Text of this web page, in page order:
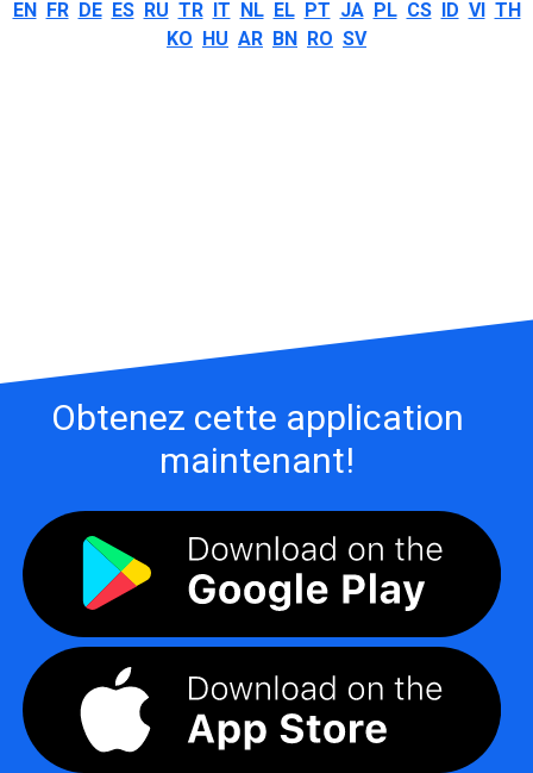
EN FR DE ES RU TR IT NL EL PT JA PL CS ID VI TH
KO HU AR BN RO SV
Obtenez cette application
maintenant!